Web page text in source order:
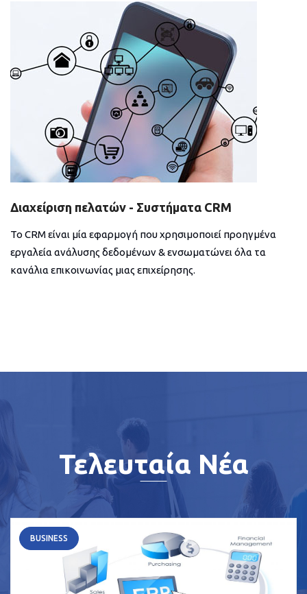
Διαχείριση πελατών - Συστήματα CRM
Το CRM είναι μία εφαρμογή που χρησιμοποιεί προηγμένα
εργαλεία ανάλυσης δεδομένων & ενσωματώνει όλα τα
κανάλια επικοινωνίας μιας επιχείρησης.
Τελευταία Νέα
BUSINESS